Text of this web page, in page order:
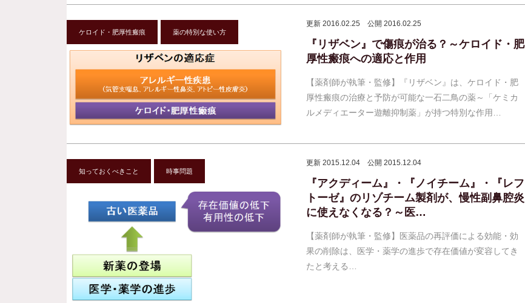
ケロイド・肥厚性瘢痕 薬の特別な使い方
更新 2016.02.25 公開 2016.02.25
『リザベン』で傷痕が治る？～ケロイド・肥
厚性瘢痕への適応と作用
【薬剤師が執筆・監修】『リザベン』は、ケロイド・肥
厚性瘢痕の治療と予防が可能な一石二鳥の薬～「ケミカ
ルメディエーター遊離抑制薬」が持つ特別な作用…
知っておくべきこと 時事問題
更新 2015.12.04 公開 2015.12.04
『アクディーム』・『ノイチーム』・『レフ
トーゼ』のリゾチーム製剤が、慢性副鼻腔炎
に使えなくなる？～医…
【薬剤師が執筆・監修】医薬品の再評価による効能・効
果の削除は、医学・薬学の進歩で存在価値が変容してき
たと考える…